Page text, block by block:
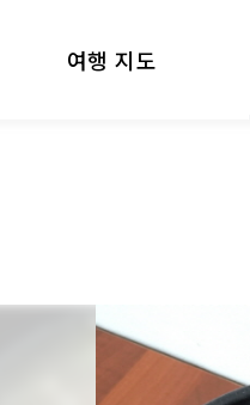
여행 지도